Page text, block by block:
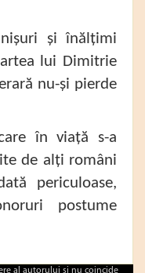
și înălțimi
lui Dimitrie
nu-și pierde
în viață s-a
de alți români
periculoase,
postume
al autorului şi nu coincide